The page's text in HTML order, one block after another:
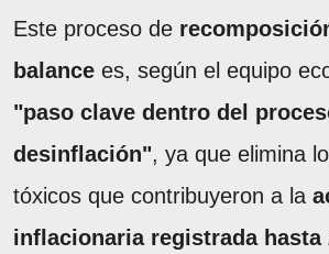
Este proceso de
balance es, según el equipo
"paso clave dentro del
desinflación", ya que elimina
tóxicos que contribuyeron a la
inflacionaria registrada hasta